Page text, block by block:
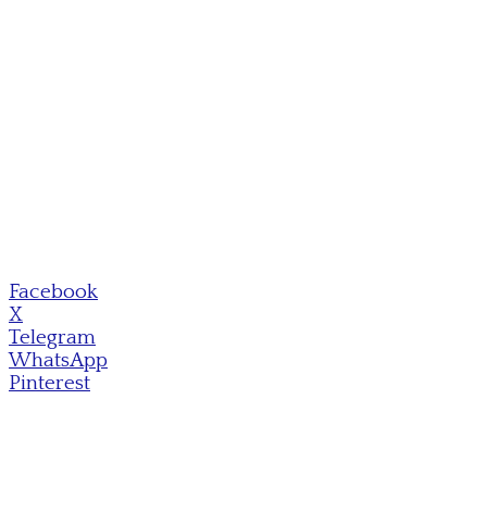
Facebook
X
Telegram
WhatsApp
Pinterest